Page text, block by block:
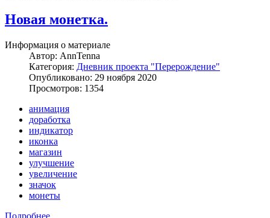
Новая монетка.
Информация о материале
Автор: AnnTenna
Категория: Дневник проекта "Перерождение"
Опубликовано: 29 ноября 2020
Просмотров: 1354
анимация
доработка
индикатор
иконка
магазин
улучшение
увеличение
значок
монеты